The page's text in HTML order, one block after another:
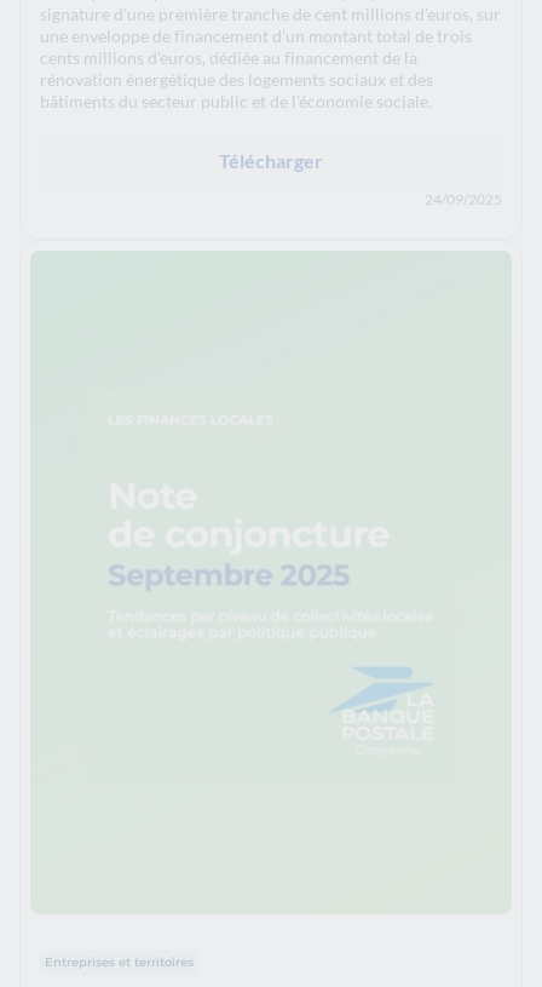
signature d’une première tranche de cent millions d’euros, sur
une enveloppe de financement d’un montant total de trois
cents millions d’euros, dédiée au financement de la
rénovation énergétique des logements sociaux et des
bâtiments du secteur public et de l’économie sociale.
Télécharger
24/09/2025
Entreprises et territoires